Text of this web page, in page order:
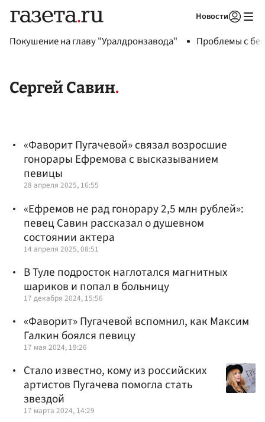
Новости
Покушение на главу "Уралдронзавода" Проблемы с
Сергей Савин
«Фаворит Пугачевой» связал возросшие
гонорары Ефремова с высказыванием
певицы
28 апреля 2025, 16:55
«Ефремов не рад гонорару 2,5 млн рублей»:
певец Савин рассказал о душевном
состоянии актера
14 апреля 2025, 08:51
В Туле подросток наглотался магнитных
шариков и попал в больницу
17 декабря 2024, 15:56
«Фаворит» Пугачевой вспомнил, как Максим
Галкин боялся певицу
17 мая 2024, 19:26
Стало известно, кому из российских
артистов Пугачева помогла стать
звездой
17 марта 2024, 14:29